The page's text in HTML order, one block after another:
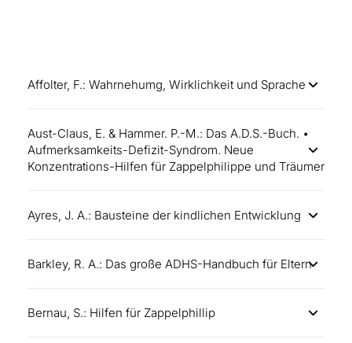
Affolter, F.: Wahrnehumg, Wirklichkeit und Sprache
Aust-Claus, E. & Hammer. P.-M.: Das A.D.S.-Buch. •
Aufmerksamkeits-Defizit-Syndrom. Neue
Konzentrations-Hilfen für Zappelphilippe und Träumer
Ayres, J. A.: Bausteine der kindlichen Entwicklung
Barkley, R. A.: Das große ADHS-Handbuch für Eltern
Bernau, S.: Hilfen für Zappelphillip